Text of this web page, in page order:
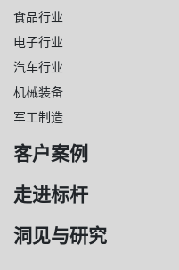
食品行业
电子行业
汽车行业
机械装备
军工制造
客户案例
走进标杆
洞见与研究